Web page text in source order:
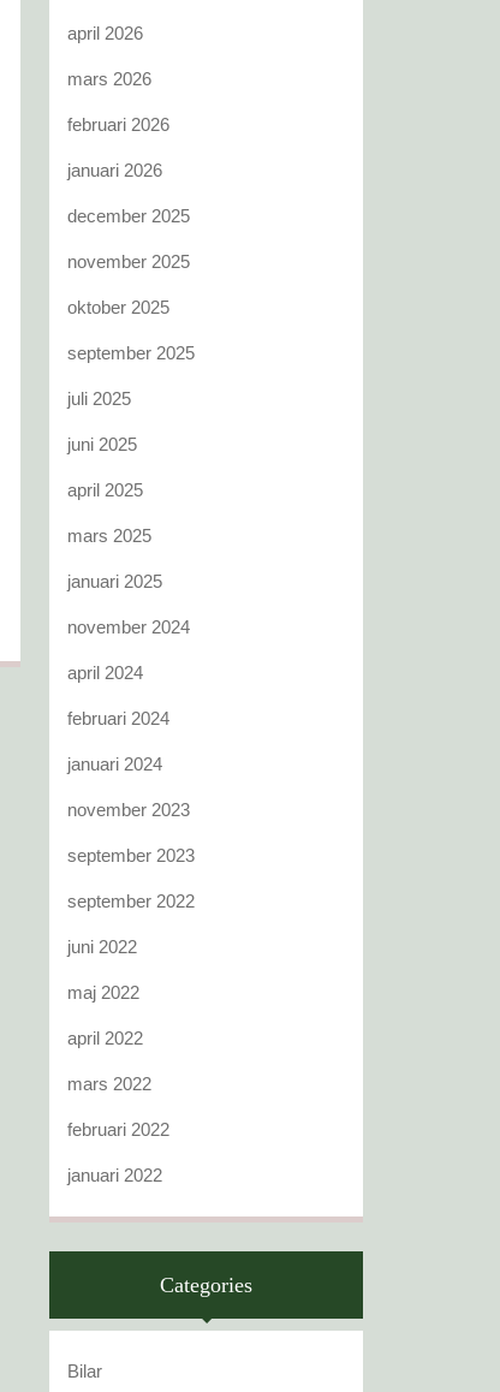
april 2026
mars 2026
februari 2026
januari 2026
december 2025
november 2025
oktober 2025
september 2025
juli 2025
juni 2025
april 2025
mars 2025
januari 2025
november 2024
april 2024
februari 2024
januari 2024
november 2023
september 2023
september 2022
juni 2022
maj 2022
april 2022
mars 2022
februari 2022
januari 2022
Categories
Bilar